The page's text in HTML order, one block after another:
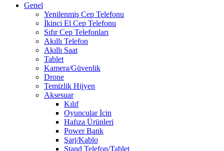
Genel
Yenilenmiş Cep Telefonu
İkinci El Cep Telefonu
Sıfır Cep Telefonları
Akıllı Telefon
Akıllı Saat
Tablet
Kamera/Güvenlik
Drone
Temizlik Hijyen
Aksesuar
Kılıf
Oyuncular İçin
Hafıza Ürünleri
Power Bank
Şarj/Kablo
Stand Telefon/Tablet